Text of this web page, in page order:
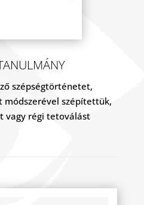
szépségtörténetet,
módszerével szépítettük,
vagy régi tetoválást